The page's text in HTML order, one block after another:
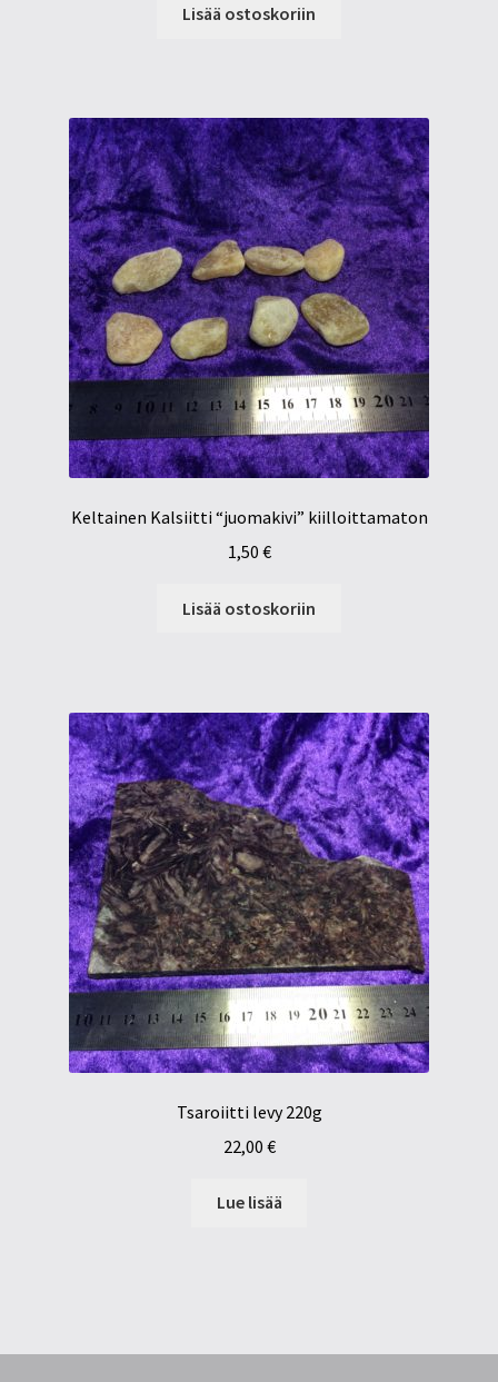
Lisää ostoskoriin
Keltainen Kalsiitti “juomakivi” kiilloittamaton
1,50 €
Lisää ostoskoriin
Tsaroiitti levy 220g
22,00 €
Lue lisää